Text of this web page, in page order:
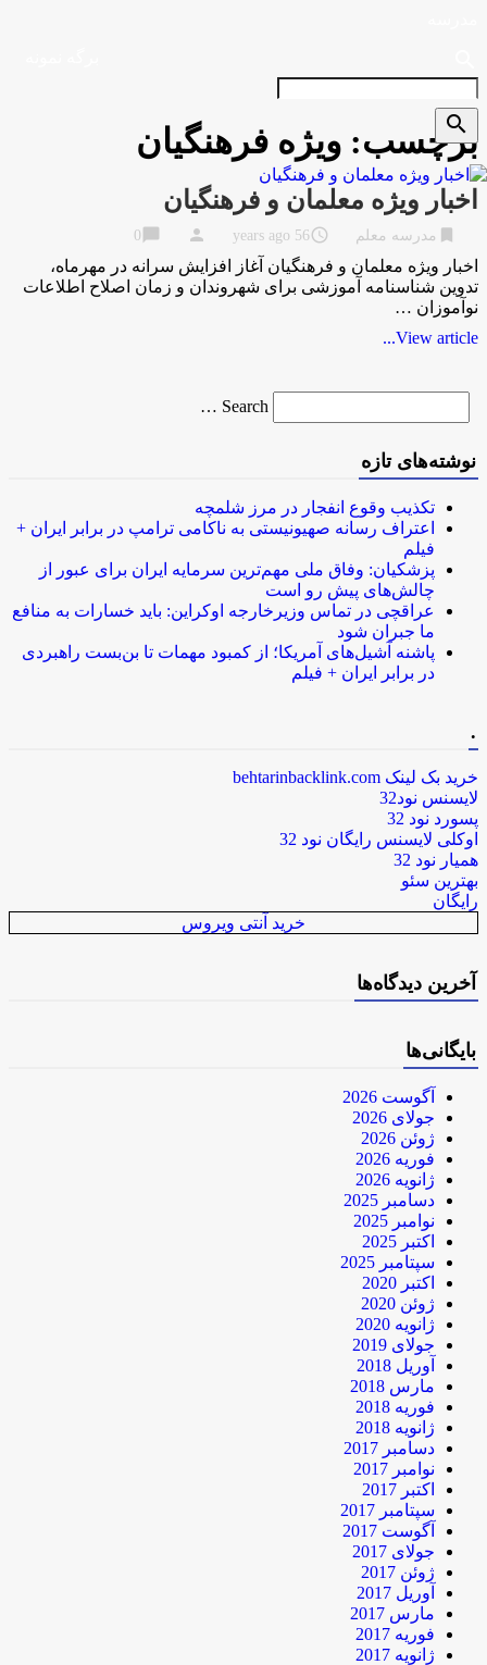
برچسب: ويژه فرهنگيان
اخبار ويژه معلمان و فرهنگيان
مدرسه معلم access_time
56 years ago
person
chat_bubble
اخبار ويژه معلمان و فرهنگيان آغاز افزایش سرانه در مهرماه،
تدوین شناسنامه آموزشی برای شهروندان و زمان اصلاح اطلاعات
نوآموزان …
View article...
for
Search …
search
نوشته‌های تازه
تکذیب وقوع انفجار در مرز شلمچه
اعتراف رسانه صهیونیستی به ناکامی ترامپ در برابر ایران +
فیلم
پزشکیان: وفاق ملی مهم‌ترین سرمایه ایران برای عبور از
چالش‌های پیش رو است
عراقچی در تماس وزیرخارجه اوکراین: باید خسارات به منافع
ما جبران شود
پاشنه آشیل‌های آمریکا؛ از کمبود مهمات تا بن‌بست راهبردی
در برابر ایران + فیلم
خرید بک لینک behtarinbacklink.com
لایسنس نود32
پسورد نود 32
اوکلی لایسنس رایگان نود 32
همیار نود 32
بهترین سئو
رایگان
خرید آنتی ویروس
آخرین دیدگاه‌ها
بایگانی‌ها
آگوست 2026
جولای 2026
ژوئن 2026
فوریه 2026
ژانویه 2026
دسامبر 2025
نوامبر 2025
اکتبر 2025
سپتامبر 2025
اکتبر 2020
ژوئن 2020
ژانویه 2020
جولای 2019
آوریل 2018
مارس 2018
فوریه 2018
ژانویه 2018
دسامبر 2017
نوامبر 2017
اکتبر 2017
سپتامبر 2017
آگوست 2017
جولای 2017
ژوئن 2017
آوریل 2017
مارس 2017
فوریه 2017
ژانویه 2017